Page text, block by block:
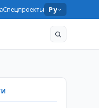
Спецпроекты Ру